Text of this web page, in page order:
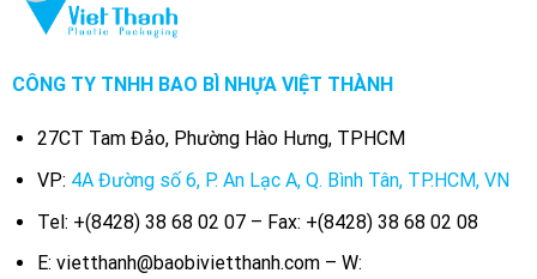
CÔNG TY TNHH BAO BÌ NHỰA VIỆT THÀNH
27CT Tam Đảo, Phường Hào Hưng, TPHCM
VP: 4A Đường số 6, P. An Lạc A, Q. Bình Tân, TP.HCM, VN
Tel: +(8428) 38 68 02 07 – Fax: +(8428) 38 68 02 08
E: vietthanh@baobivietthanh.com – W: